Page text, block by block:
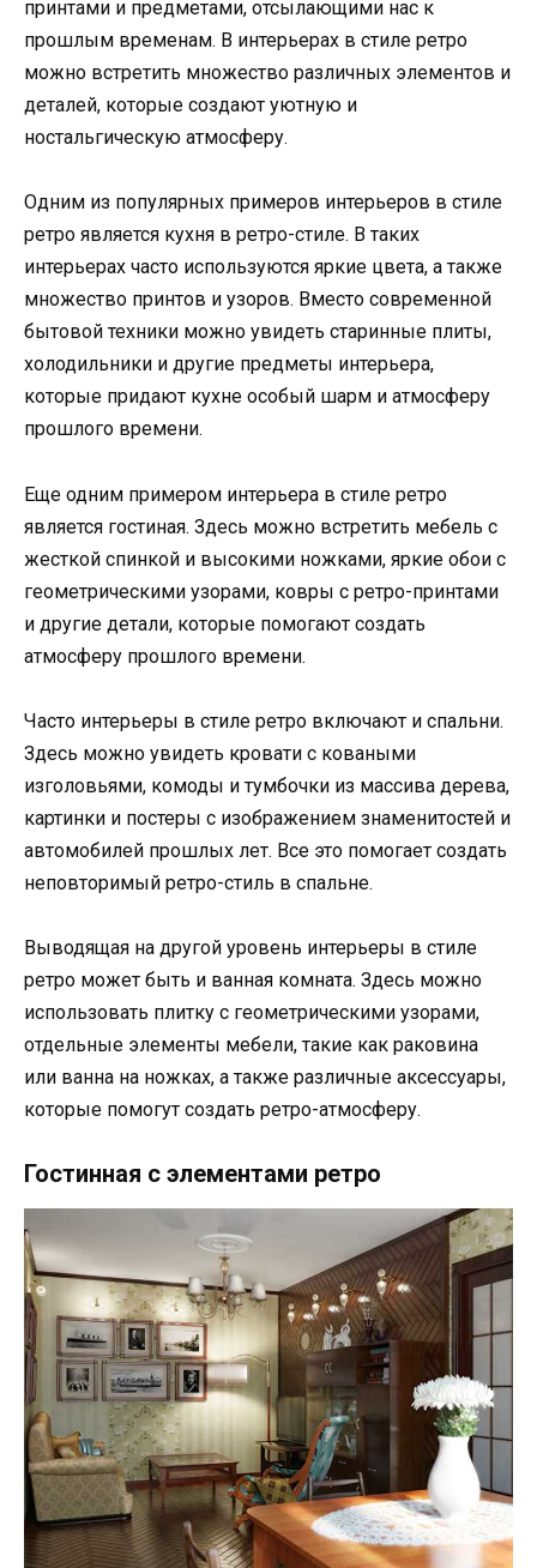
принтами и предметами, отсылающими нас к
прошлым временам. В интерьерах в стиле ретро
можно встретить множество различных элементов и
деталей, которые создают уютную и
ностальгическую атмосферу.
Одним из популярных примеров интерьеров в стиле
ретро является кухня в ретро-стиле. В таких
интерьерах часто используются яркие цвета, а также
множество принтов и узоров. Вместо современной
бытовой техники можно увидеть старинные плиты,
холодильники и другие предметы интерьера,
которые придают кухне особый шарм и атмосферу
прошлого времени.
Еще одним примером интерьера в стиле ретро
является гостиная. Здесь можно встретить мебель с
жесткой спинкой и высокими ножками, яркие обои с
геометрическими узорами, ковры с ретро-принтами
и другие детали, которые помогают создать
атмосферу прошлого времени.
Часто интерьеры в стиле ретро включают и спальни.
Здесь можно увидеть кровати с коваными
изголовьями, комоды и тумбочки из массива дерева,
картинки и постеры с изображением знаменитостей и
автомобилей прошлых лет. Все это помогает создать
неповторимый ретро-стиль в спальне.
Выводящая на другой уровень интерьеры в стиле
ретро может быть и ванная комната. Здесь можно
использовать плитку с геометрическими узорами,
отдельные элементы мебели, такие как раковина
или ванна на ножках, а также различные аксессуары,
которые помогут создать ретро-атмосферу.
Гостинная с элементами ретро